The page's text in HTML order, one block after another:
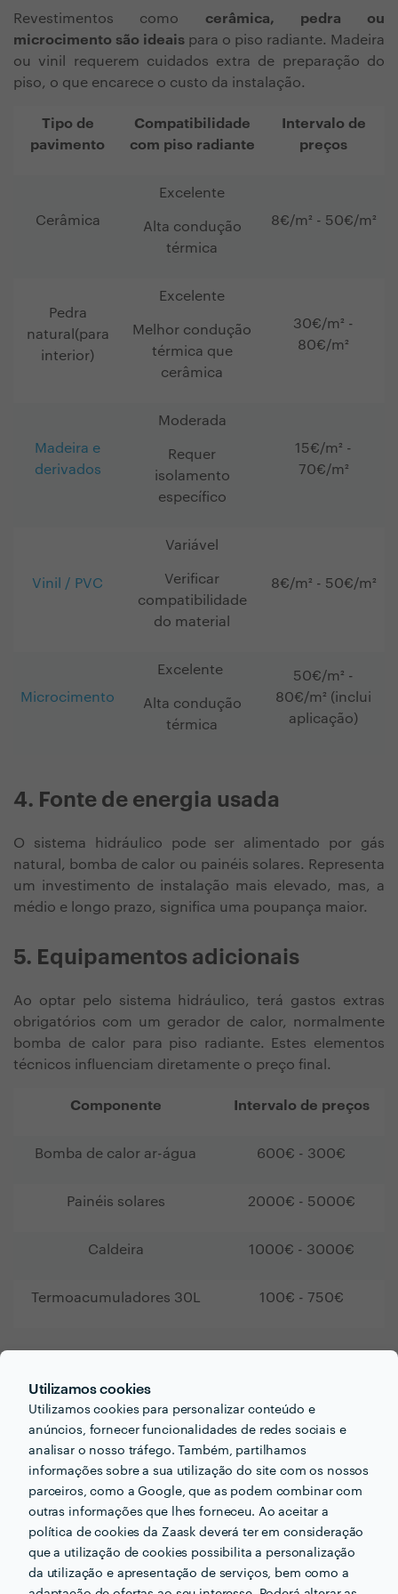
Utilizamos cookies
Utilizamos cookies para personalizar conteúdo e
anúncios, fornecer funcionalidades de redes sociais e
analisar o nosso tráfego. Também, partilhamos
informações sobre a sua utilização do site com os nossos
parceiros, como a Google, que as podem combinar com
outras informações que lhes forneceu. Ao aceitar a
política de cookies da Zaask deverá ter em consideração
que a utilização de cookies possibilita a personalização
da utilização e apresentação de serviços, bem como a
Revestimentos como cerâmica, pedra ou
microcimento são ideais para o piso radiante. Madeira
ou vinil requerem cuidados extra de preparação do
piso, o que encarece o custo da instalação.
Tipo de
pavimento
Compatibilidade
com piso radiante
Intervalo de
preços
Cerâmica
Excelente
Alta condução
térmica
8€/m² - 50€/m²
Pedra
natural (para
interior)
Excelente
Melhor condução
térmica que
cerâmica
30€/m² -
80€/m²
Madeira e
derivados
Moderada
Requer
isolamento
específico
15€/m² -
70€/m²
Vinil / PVC
Variável
Verificar
compatibilidade
do material
8€/m² - 50€/m²
Microcimento
Excelente
Alta condução
térmica
50€/m² -
80€/m² (inclui
aplicação)
4. Fonte de energia usada
O sistema hidráulico pode ser alimentado por gás
natural, bomba de calor ou painéis solares. Representa
um investimento de instalação mais elevado, mas, a
médio e longo prazo, significa uma poupança maior.
5. Equipamentos adicionais
Ao optar pelo sistema hidráulico, terá gastos extras
obrigatórios com um gerador de calor, normalmente
bomba de calor para piso radiante. Estes elementos
técnicos influenciam diretamente o preço final.
Componente Intervalo de preços
Bomba de calor ar-água 600€ - 300€
Painéis solares 2000€ - 5000€
Caldeira 1000€ - 3000€
Termoacumuladores 30L 100€ - 750€
Instalação em remodelações
vs. obras novas
A escolha do sistema certo depende do tipo de obra.
Pararemodelações, o ideal é optar por uma solução
mais prática e menos dispendiosa. Já emobras novas
tem a possibilidade de investir mais a longo prazo.
Tipo de obra
Sistema
recomendado
Características